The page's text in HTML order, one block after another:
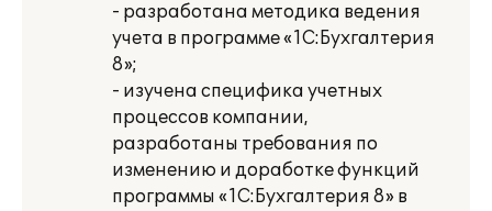
- разработана методика ведения
учета в программе «1С:Бухгалтерия
8»;
- изучена специфика учетных
процессов компании,
разработаны требования по
изменению и доработке функций
программы «1С:Бухгалтерия 8» в